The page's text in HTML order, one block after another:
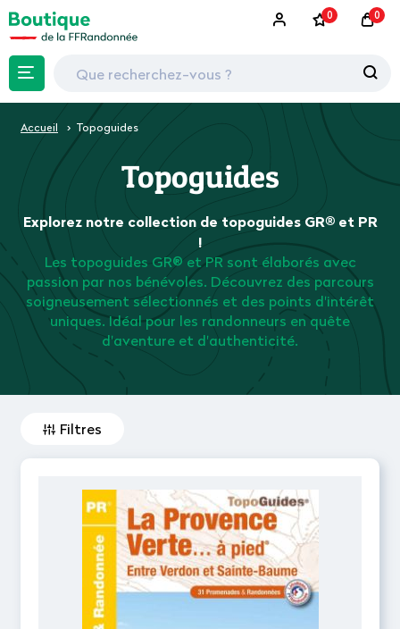
0 0
Accueil Topoguides
Topoguides
Explorez notre collection de topoguides GR® et PR
!
Les topoguides GR® et PR sont élaborés avec
passion par nos bénévoles. Découvrez des parcours
soigneusement sélectionnés et des points d'intérêt
uniques. Idéal pour les randonneurs en quête
d'aventure et d'authenticité.
Filtres